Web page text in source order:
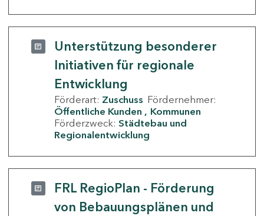
Unterstützung besonderer
Initiativen für regionale
Entwicklung
Förderart: Zuschuss Fördernehmer:
Öffentliche Kunden
Kommunen
Förderzweck: Städtebau und
Regionalentwicklung
FRL RegioPlan - Förderung
von Bebauungsplänen und